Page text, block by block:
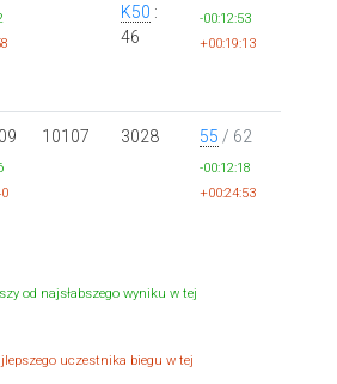
K50 :
46
-00:12:53
+00:19:13
10107 3028 55 / 62
-00:12:18
+00:24:53
od najsłabszego wyniku w tej
uczestnika biegu w tej